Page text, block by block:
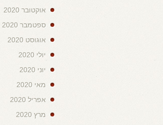
אוקטובר 2020
ספטמבר 2020
אוגוסט 2020
יולי 2020
יוני 2020
מאי 2020
אפריל 2020
מרץ 2020